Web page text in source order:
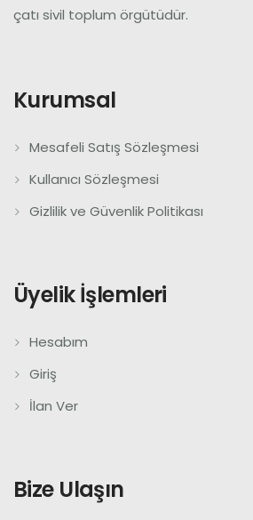
çatı sivil toplum örgütüdür.
Kurumsal
Mesafeli Satış Sözleşmesi
Kullanıcı Sözleşmesi
Gizlilik ve Güvenlik Politikası
Üyelik İşlemleri
Hesabım
Giriş
İlan Ver
Bize Ulaşın